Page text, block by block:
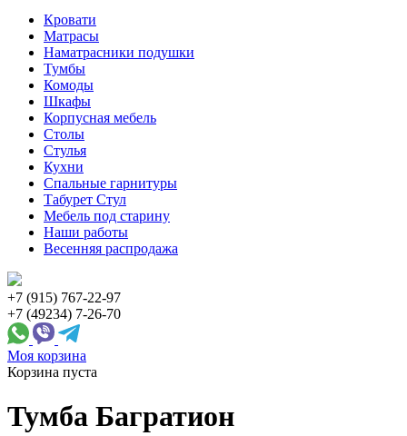
Кровати
Матрасы
Наматрасники подушки
Тумбы
Комоды
Шкафы
Корпусная мебель
Столы
Стулья
Кухни
Спальные гарнитуры
Табурет Стул
Мебель под старину
Наши работы
Весенняя распродажа
+7 (915) 767-22-97
+7 (49234) 7-26-70
Моя корзина
Корзина пуста
Тумба Багратион